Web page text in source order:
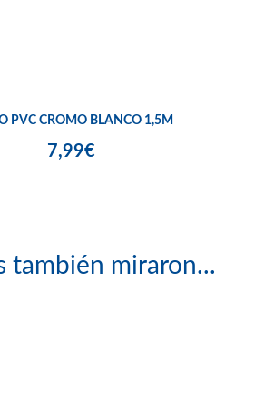
PVC CROMO BLANCO 1,5M
7,99€
también miraron...